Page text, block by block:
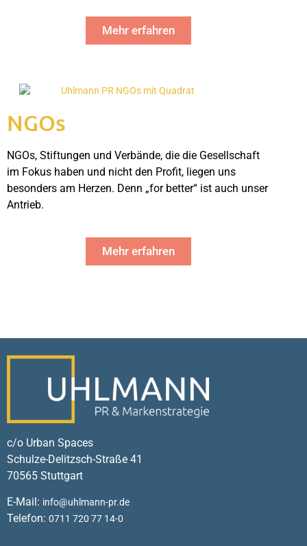
Mehr erfahren
NGOs
NGOs, Stiftungen und Verbände, die die Gesellschaft
im Fokus haben und nicht den Profit, liegen uns
besonders am Herzen. Denn „for better“ ist auch unser
Antrieb.
Mehr erfahren
c/o Urban Spaces
Schulze-Delitzsch-Straße 41
70565 Stuttgart
E-Mail: info@uhlmann-pr.de
Telefon:0711 720 77 14-0